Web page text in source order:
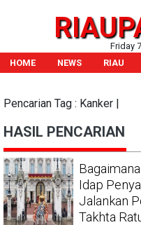
Friday
HOME
NEWS RIAU
Pencarian Tag : Kanker |
HASIL PENCARIAN
Idap
Jalankan
Takhta